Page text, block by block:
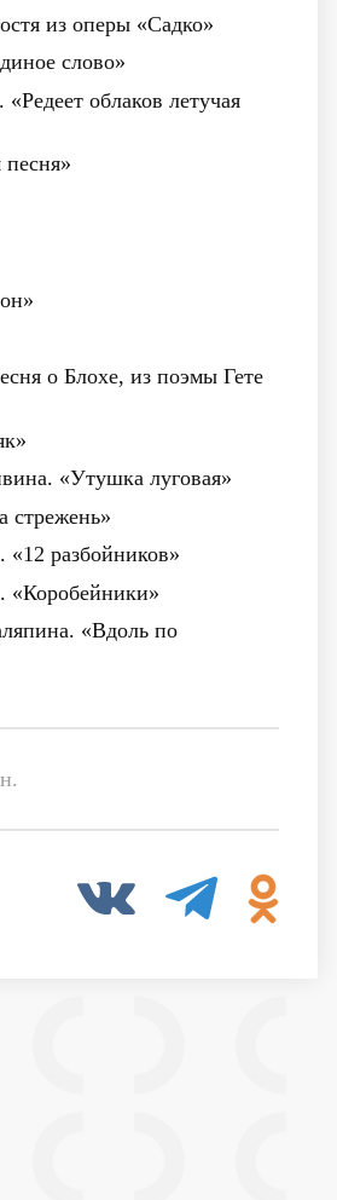
из оперы «Садко»
слово»
облаков летучая
о Блохе, из поэмы Гете
«Утушка луговая»
стрежень»
«12 разбойников»
«Коробейники»
«Вдоль по